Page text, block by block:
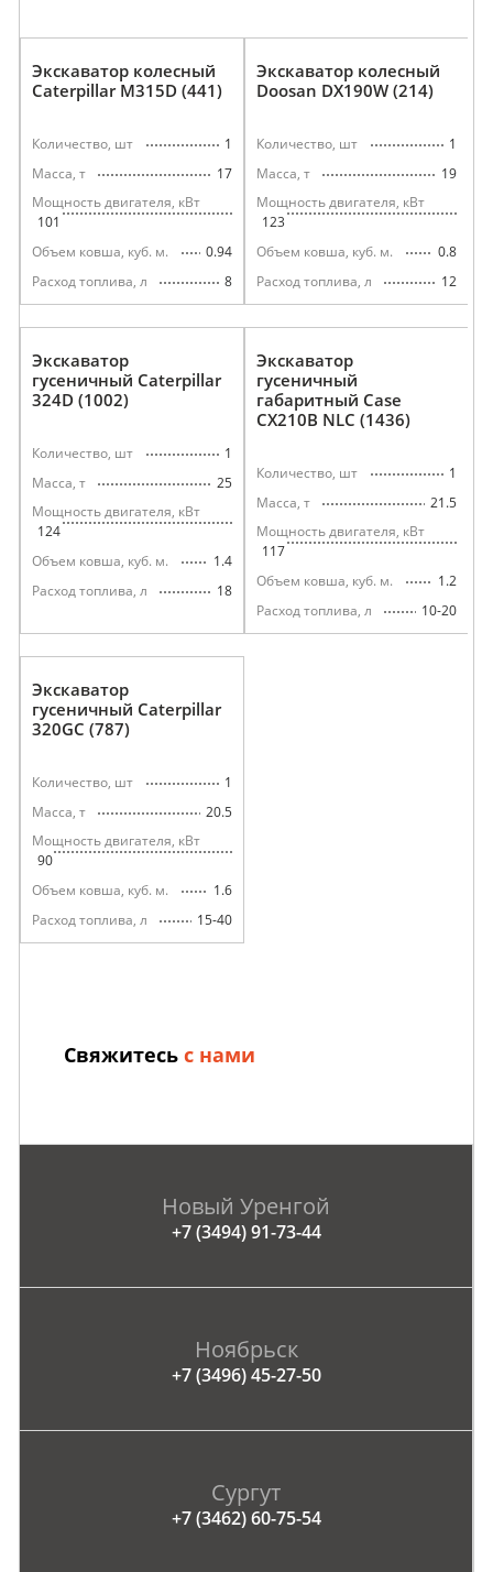
Экскаватор колесный
Caterpillar M315D (441)
Количество, шт
1
Масса, т
17
Мощность двигателя, кВт
101
Объем ковша, куб. м.
0.94
Расход топлива, л
8
Экскаватор колесный
Doosan DX190W (214)
Количество, шт
1
Масса, т
19
Мощность двигателя, кВт
123
Объем ковша, куб. м.
0.8
Расход топлива, л
12
Экскаватор
гусеничный Caterpillar
324D (1002)
Количество, шт
1
Масса, т
25
Мощность двигателя, кВт
124
Объем ковша, куб. м.
1.4
Расход топлива, л
18
Экскаватор
гусеничный
габаритный Case
CX210B NLC (1436)
Количество, шт
1
Масса, т
21.5
Мощность двигателя, кВт
117
Объем ковша, куб. м.
1.2
Расход топлива, л
10-20
Экскаватор
гусеничный Caterpillar
320GC (787)
Количество, шт
1
Масса, т
20.5
Мощность двигателя, кВт
90
Объем ковша, куб. м.
1.6
Расход топлива, л
15-40
Свяжитесьс нами
Новый Уренгой
+7 (3494) 91-73-44
Ноябрьск
+7 (3496) 45-27-50
Сургут
+7 (3462) 60-75-54